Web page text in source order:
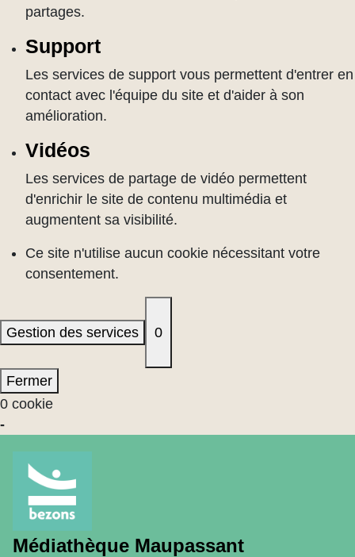
partages.
Support
Les services de support vous permettent d'entrer en
contact avec l'équipe du site et d'aider à son
amélioration.
Vidéos
Les services de partage de vidéo permettent
d'enrichir le site de contenu multimédia et
augmentent sa visibilité.
Ce site n'utilise aucun cookie nécessitant votre
consentement.
Gestion des services 0
Fermer
0 cookie
-
Médiathèque Maupassant